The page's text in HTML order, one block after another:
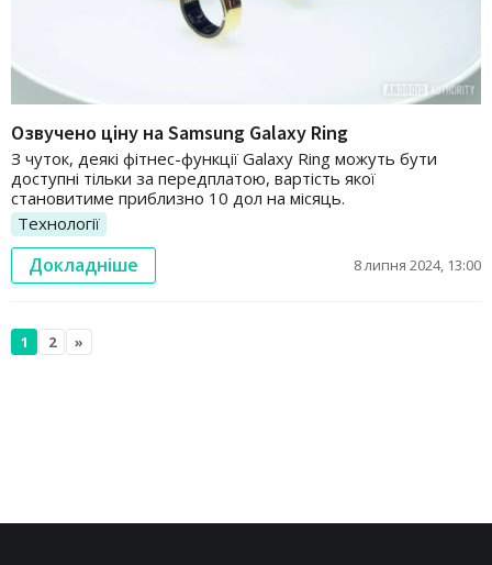
Озвучено ціну на Samsung Galaxy Ring
З чуток, деякі фітнес-функції Galaxy Ring можуть бути
доступні тільки за передплатою, вартість якої
становитиме приблизно 10 дол на місяць.
Технології
Докладніше 8 липня 2024, 13:00
1 2 »